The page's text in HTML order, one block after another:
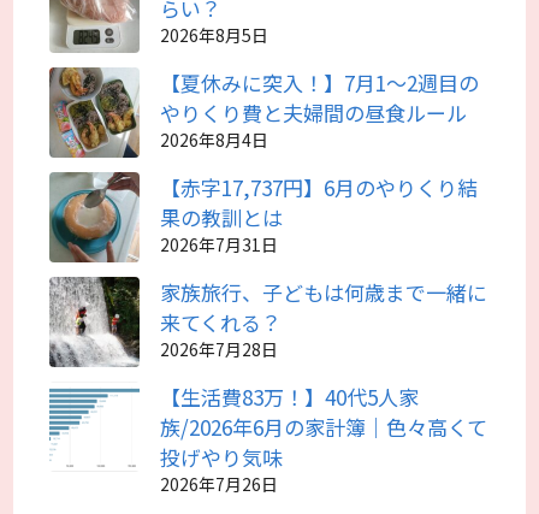
らい？
2026年8月5日
【夏休みに突入！】7月1～2週目の
やりくり費と夫婦間の昼食ルール
2026年8月4日
【赤字17,737円】6月のやりくり結
果の教訓とは
2026年7月31日
家族旅行、子どもは何歳まで一緒に
来てくれる？
2026年7月28日
【生活費83万！】40代5人家
族/2026年6月の家計簿｜色々高くて
投げやり気味
2026年7月26日